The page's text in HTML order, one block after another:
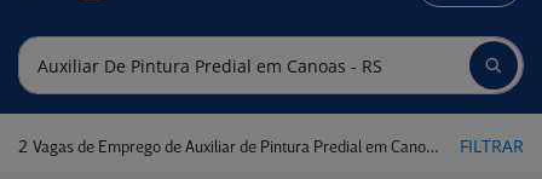
2 Vagas de Emprego de Auxiliar de Pintura Predial em Canoas - RS FILTRAR